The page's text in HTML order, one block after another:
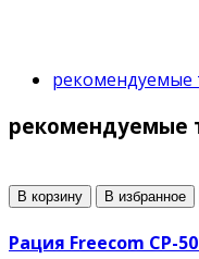
Таймер тайм-аута
Блокировка занятого
рекомендуемые
рекомендуемые
В корзину В избранное
Рация Freecom CP-